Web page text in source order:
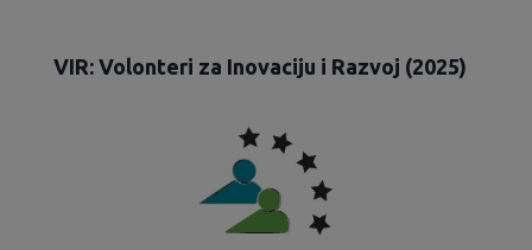
VIR: Volonteri za Inovaciju i Razvoj (2025)